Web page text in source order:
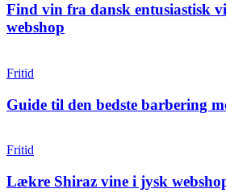
Find vin fra dansk entusiastisk
webshop
Fritid
Guide til den bedste barbering
Fritid
Lækre Shiraz vine i jysk